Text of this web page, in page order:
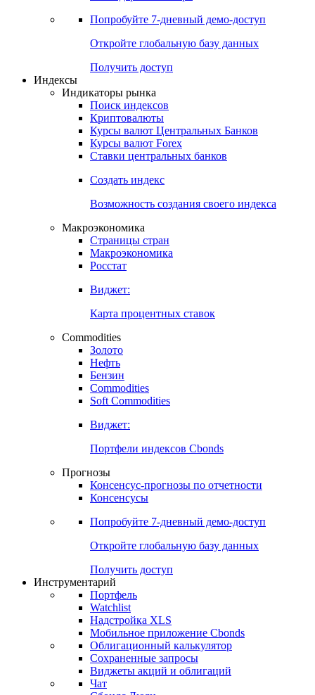
Денежный рынок
Календарь инвестора
Попробуйте7-дневный
Откройте глобальную базу данных
Получить доступ
Индикаторы рынка
Поиск индексов
Курсы валют Центральных Банков
Ставки центральных банков
Создать индекс
Возможность создания своего индекса
Страницы стран
Росстат
Виджет:
Карта процентных ставок
Commodities
Золото
Бензин
Soft Commodities
Виджет:
Портфели индексов Cbonds
Прогнозы
Консенсусы
Попробуйте7-дневный
Откройте глобальную базу данных
Получить доступ
Инструментарий
Портфель
Watchlist
Надстройка XLS
Мобильное приложение Cbonds